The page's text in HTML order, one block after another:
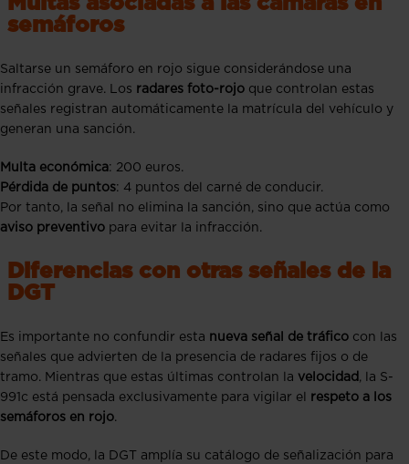
semáforos
Saltarse un semáforo en rojo sigue considerándose una
infracción grave. Los radares foto-rojo que controlan estas
señales registran automáticamente la matrícula del vehículo y
generan una sanción.
Multa económica: 200 euros.
Pérdida de puntos: 4 puntos del carné de conducir.
Por tanto, la señal no elimina la sanción, sino que actúa como
aviso preventivo para evitar la infracción.
Diferencias con otras señales de la
DGT
Es importante no confundir esta nueva señal de tráfico con las
señales que advierten de la presencia de radares fijos o de
tramo. Mientras que estas últimas controlan la velocidad , la S-
991c está pensada exclusivamente para vigilar el
respeto a los
semáforos en rojo.
De este modo, la DGT amplía su catálogo de señalización para